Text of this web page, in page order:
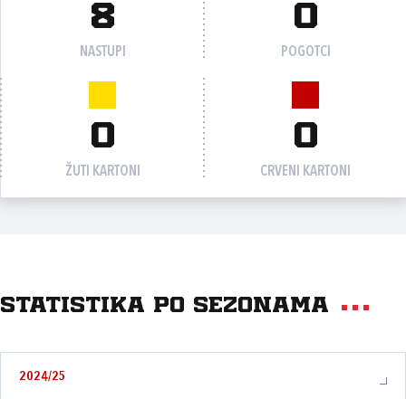
8
NASTUPI
0
POGOTCI
0
ŽUTI KARTONI
0
CRVENI KARTONI
Statistika po sezonama
2024/25